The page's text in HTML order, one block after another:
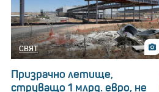
СВЯТ
Призрачно летище,
струващо 1 млрд. евро, не